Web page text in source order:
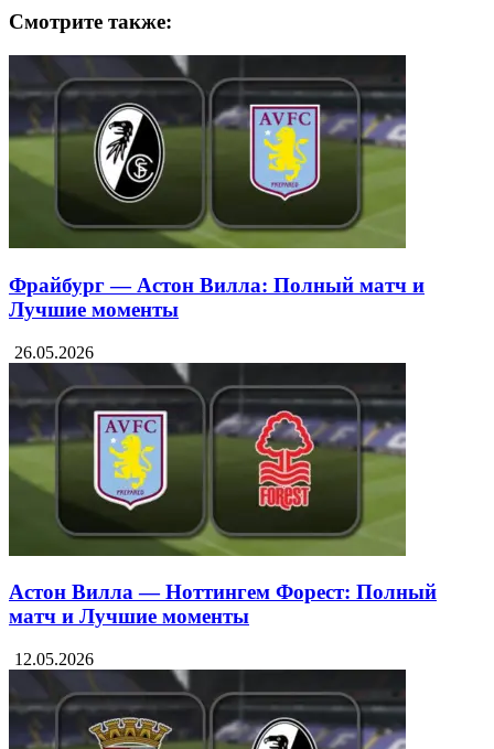
Смотрите также:
Фрайбург — Астон Вилла: Полный матч и
Лучшие моменты
26.05.2026
Астон Вилла — Ноттингем Форест: Полный
матч и Лучшие моменты
12.05.2026